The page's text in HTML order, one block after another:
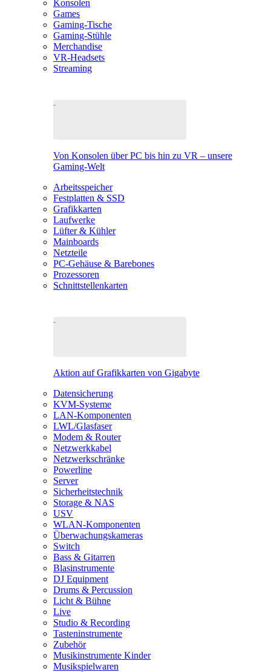
Konsolen
Games
Gaming-Tische
Gaming-Stühle
Merchandise
VR-Headsets
Streaming
Von Konsolen über PC bis hin zu VR – unsere
Gaming-Welt
Arbeitsspeicher
Festplatten & SSD
Grafikkarten
Laufwerke
Lüfter & Kühler
Mainboards
Netzteile
PC-Gehäuse & Barebones
Prozessoren
Schnittstellenkarten
Aktion auf Grafikkarten von Gigabyte
Datensicherung
KVM-Systeme
LAN-Komponenten
LWL/Glasfaser
Modem & Router
Netzwerkkabel
Netzwerkschränke
Powerline
Server
Sicherheitstechnik
Storage & NAS
USV
WLAN-Komponenten
Überwachungskameras
Switch
Bass & Gitarren
Blasinstrumente
DJ Equipment
Drums & Percussion
Licht & Bühne
Live
Studio & Recording
Tasteninstrumente
Zubehör
Musikinstrumente Kinder
Musikspielwaren